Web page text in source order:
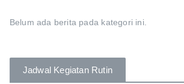
Belum ada berita pada kategori ini.
Jadwal Kegiatan Rutin